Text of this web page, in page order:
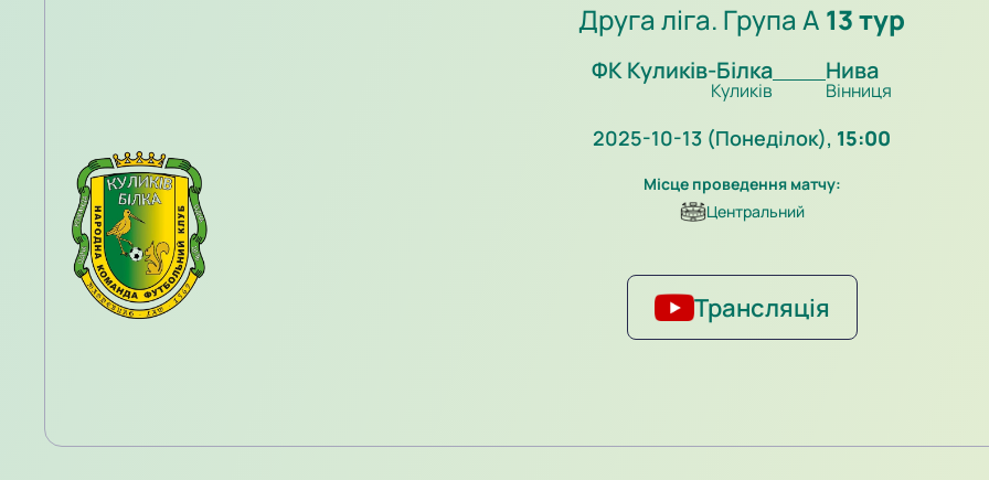
Друга ліга. Група А 13 тур
ФК Куликів-Білка
Куликів
Нива
Вінниця
2025-10-13 (Понеділок), 15:00
Місце проведення матчу:
Центральний
Трансляція